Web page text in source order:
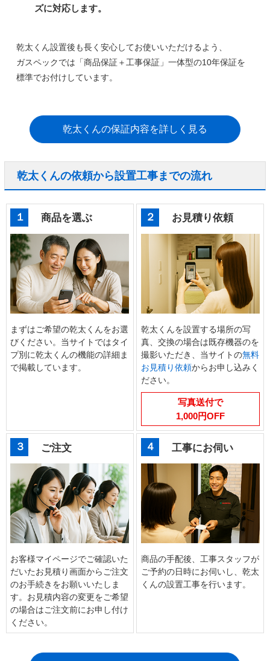
ズに対応します。
乾太くん設置後も長く安心してお使いいただけるよう、
ガスペックでは 「商品保証＋工事保証」一体型の10年保証を
標準でお付けしています。
乾太くんの保証内容を詳しく見る
乾太くんの依頼から設置工事までの流れ
１ 商品を選ぶ
まずはご希望の乾太くんをお選
びください。当サイトではタイ
プ別に乾太くんの機能の詳細ま
で掲載しています。
２ お見積り依頼
乾太くんを設置する場所の写
真、交換の場合は既存機器のを
撮影いただき、当サイトの無料
お見積り依頼からお申し込みく
ださい。
写真送付で
1,000円OFF
３ ご注文
お客様マイページでご確認いた
だいたお見積り画面からご注文
のお手続きをお願いいたしま
す。お見積内容の変更をご希望
の場合はご注文前にお申し付け
ください。
４ 工事にお伺い
商品の手配後、工事スタッフが
ご予約の日時にお伺いし、乾太
くんの設置工事を行います。